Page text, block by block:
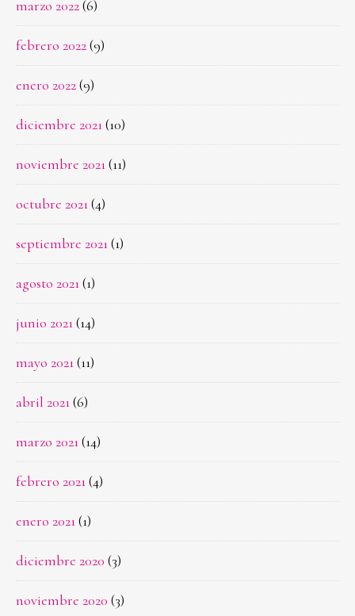
marzo 2022(6)
febrero 2022(9)
enero 2022(9)
diciembre 2021(10)
noviembre 2021(11)
octubre 2021(4)
septiembre 2021(1)
agosto 2021(1)
junio 2021(14)
mayo 2021(11)
abril 2021(6)
marzo 2021(14)
febrero 2021(4)
enero 2021(1)
diciembre 2020 (3)
noviembre 2020 (3)